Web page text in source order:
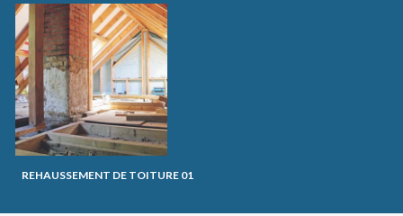
REHAUSSEMENT DE TOITURE 01